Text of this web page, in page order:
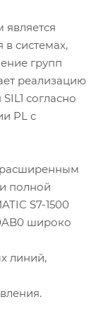
системах,
групп
реализацию
согласно
PL c
расширенным
полной
S7-1500
широко
линий,